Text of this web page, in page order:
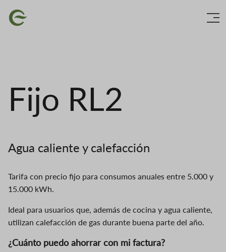
Imagen
Fijo RL2
Agua caliente y calefacción
Tarifa con precio fijo para consumos anuales entre 5.000 y
15.000 kWh.
Ideal para usuarios que, además de cocina y agua caliente,
utilizan calefacción de gas durante buena parte del año.
¿Cuánto puedo ahorrar con mi factura?